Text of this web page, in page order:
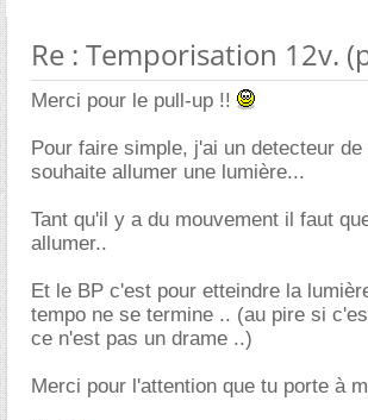
Re : Temporisation 12v.
Merci pour le pull-up !!
Pour faire simple, j'ai un detecteur
souhaite allumer une lumière...
Tant qu'il y a du mouvement il faut
allumer..
Et le BP c'est pour etteindre la
tempo ne se termine .. (au pire si
ce n'est pas un drame ..)
Merci pour l'attention que tu porte à